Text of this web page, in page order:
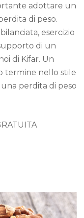
adottare un
di peso.
esercizio
di un
di Kifar. Un
termine nello stile
perdita di peso